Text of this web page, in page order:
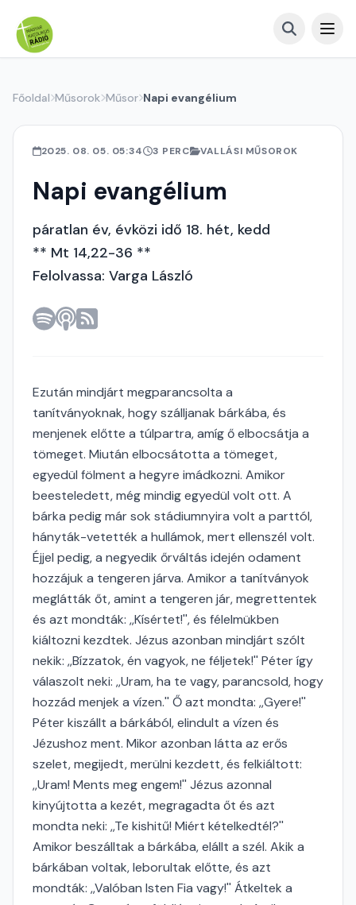
Főoldal Műsorok Műsor Napi evangélium
2025. 08. 05. 05:34 3 PERC VALLÁSI MŰSOROK
Napi evangélium
páratlan év, évközi idő 18. hét, kedd
** Mt 14,22-36 **
Felolvassa: Varga László
Ezután mindjárt megparancsolta a
tanítványoknak, hogy szálljanak bárkába, és
menjenek előtte a túlpartra, amíg ő elbocsátja a
tömeget. Miután elbocsátotta a tömeget,
egyedül fölment a hegyre imádkozni. Amikor
beesteledett, még mindig egyedül volt ott. A
bárka pedig már sok stádiumnyira volt a parttól,
hányták-vetették a hullámok, mert ellenszél volt.
Éjjel pedig, a negyedik őrváltás idején odament
hozzájuk a tengeren járva. Amikor a tanítványok
meglátták őt, amint a tengeren jár, megrettentek
és azt mondták: ,,Kísértet!'', és félelmükben
kiáltozni kezdtek. Jézus azonban mindjárt szólt
nekik: ,,Bízzatok, én vagyok, ne féljetek!'' Péter így
válaszolt neki: ,,Uram, ha te vagy, parancsold, hogy
hozzád menjek a vízen.'' Ő azt mondta: ,,Gyere!''
Péter kiszállt a bárkából, elindult a vízen és
Jézushoz ment. Mikor azonban látta az erős
szelet, megijedt, merülni kezdett, és felkiáltott:
,,Uram! Ments meg engem!'' Jézus azonnal
kinyújtotta a kezét, megragadta őt és azt
mondta neki: ,,Te kishitű! Miért kételkedtél?''
Amikor beszálltak a bárkába, elállt a szél. Akik a
bárkában voltak, leborultak előtte, és azt
mondták: ,,Valóban Isten Fia vagy!'' Átkeltek a